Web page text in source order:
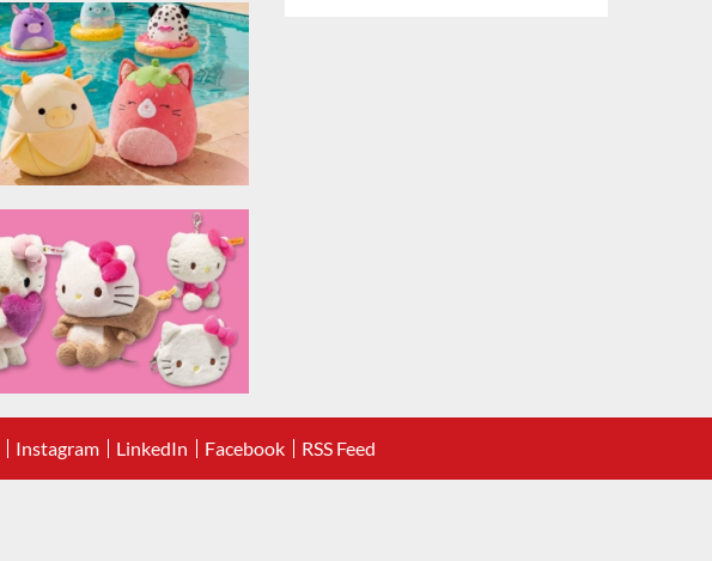
Instagram LinkedIn Facebook RSS Feed